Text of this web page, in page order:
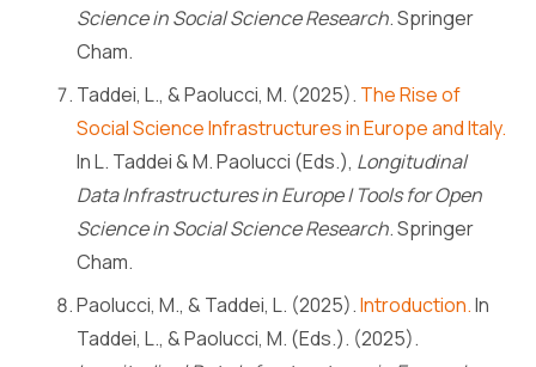
Science in Social Science Research. Springer
Cham.
Taddei, L., & Paolucci, M. (2025). The Rise of
Social Science Infrastructures in Europe and Italy.
In L. Taddei & M. Paolucci (Eds.), Longitudinal
Data Infrastructures in Europe | Tools for Open
Science in Social Science Research. Springer
Cham.
Paolucci, M., & Taddei, L. (2025).Introduction.In
Taddei, L., & Paolucci, M. (Eds.). (2025).